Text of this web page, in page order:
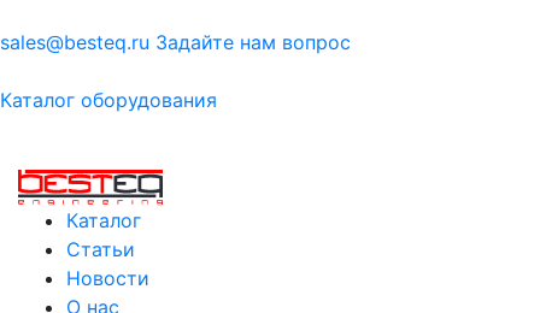
sales@besteq.ru Задайте нам вопрос
Каталог оборудования
Каталог
Статьи
Новости
О нас